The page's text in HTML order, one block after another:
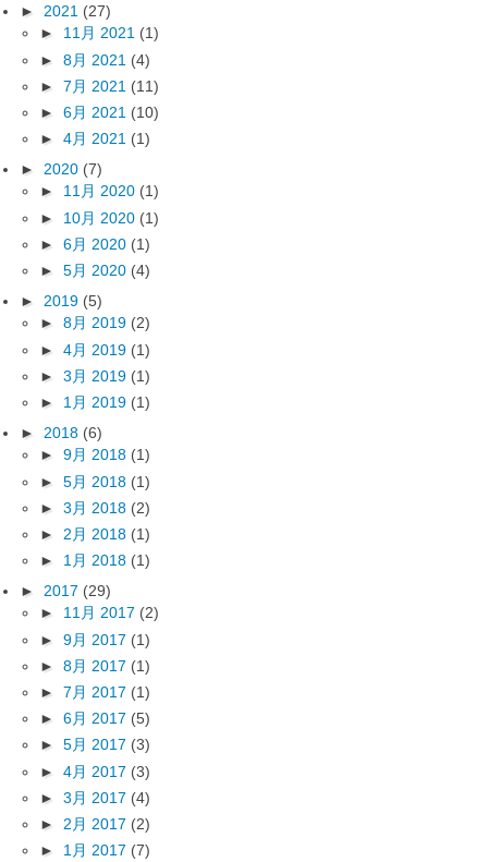
► 2021 (27)
► 11月 2021 (1)
► 8月 2021 (4)
► 7月 2021 (11)
► 6月 2021 (10)
► 4月 2021 (1)
► 2020 (7)
► 11月 2020 (1)
► 10月 2020 (1)
► 6月 2020 (1)
► 5月 2020 (4)
► 2019 (5)
► 8月 2019 (2)
► 4月 2019 (1)
► 3月 2019 (1)
► 1月 2019 (1)
► 2018 (6)
► 9月 2018 (1)
► 5月 2018 (1)
► 3月 2018 (2)
► 2月 2018 (1)
► 1月 2018 (1)
► 2017 (29)
► 11月 2017 (2)
► 9月 2017 (1)
► 8月 2017 (1)
► 7月 2017 (1)
► 6月 2017 (5)
► 5月 2017 (3)
► 4月 2017 (3)
► 3月 2017 (4)
► 2月 2017 (2)
► 1月 2017 (7)